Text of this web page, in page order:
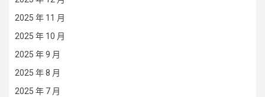
2025 年 11 月
2025 年 10 月
2025 年 9 月
2025 年 8 月
2025 年 7 月